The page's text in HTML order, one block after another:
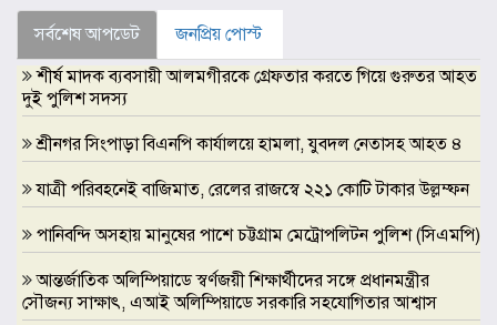
সর্বশেষ আপডেট
জনপ্রিয় পোস্ট
শীর্ষ মাদক ব্যবসায়ী আলমগীরকে গ্রেফতার করতে গিয়ে গুরুতর আহত
দুই পুলিশ সদস্য
শ্রীনগর সিংপাড়া বিএনপি কার্যালয়ে হামলা, যুবদল নেতাসহ আহত ৪
যাত্রী পরিবহনেই বাজিমাত, রেলের রাজস্বে ২২১ কোটি টাকার উল্লম্ফন
পানিবন্দি অসহায় মানুষের পাশে চট্টগ্রাম মেট্রোপলিটন পুলিশ (সিএমপি)
আন্তর্জাতিক অলিম্পিয়াডে স্বর্ণজয়ী শিক্ষার্থীদের সঙ্গে প্রধানমন্ত্রীর
সৌজন্য সাক্ষাৎ, এআই অলিম্পিয়াডে সরকারি সহযোগিতার আশ্বাস